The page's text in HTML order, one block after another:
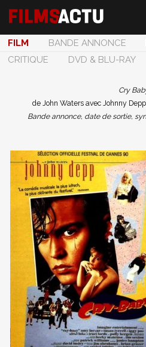
FILM BANDE ANNONCE
CRITIQUE
DVD & BLU-RAY
Cry
de John Waters avec Johnny
Bande annonce, date de sortie,